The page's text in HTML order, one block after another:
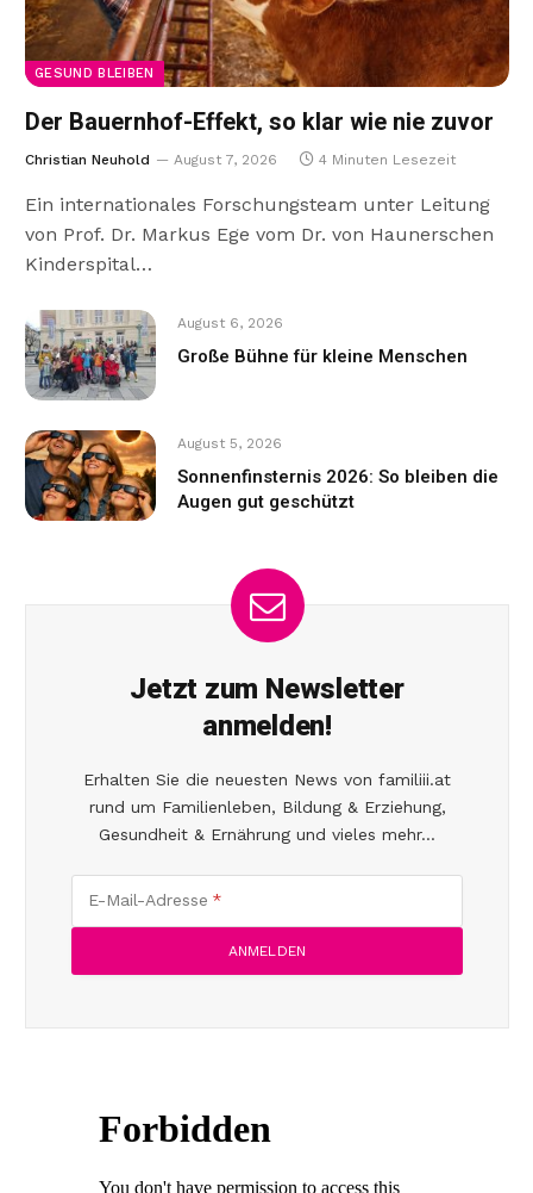
GESUND BLEIBEN
Der Bauernhof-Effekt, so klar wie nie zuvor
Christian Neuhold August 7, 2026 4 Minuten Lesezeit
Ein internationales Forschungsteam unter Leitung
von Prof. Dr. Markus Ege vom Dr. von Haunerschen
Kinderspital…
August 6, 2026
Große Bühne für kleine Menschen
August 5, 2026
Sonnenfinsternis 2026: So bleiben die
Augen gut geschützt
Jetzt zum Newsletter
anmelden!
Erhalten Sie die neuesten News von familiii.at
rund um Familienleben, Bildung & Erziehung,
Gesundheit & Ernährung und vieles mehr...
E-Mail-Adresse